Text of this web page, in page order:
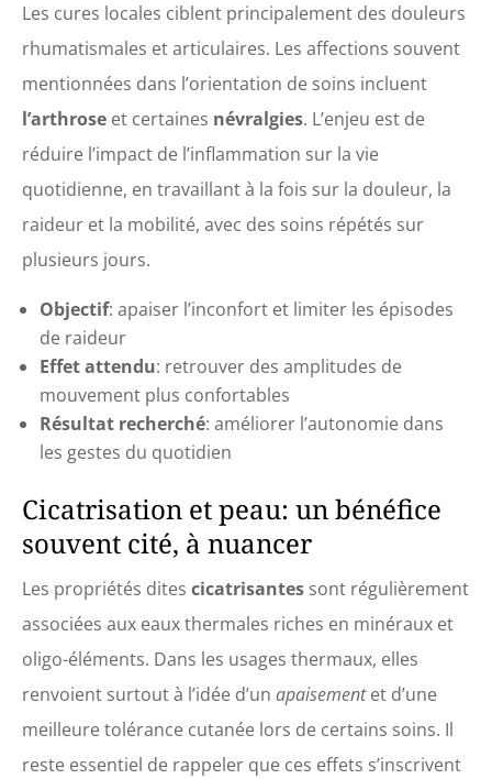
Les cures locales ciblent principalement des douleurs
rhumatismales et articulaires. Les affections souvent
mentionnées dans l’orientation de soins incluent
l’arthrose et certaines névralgies. L’enjeu est de
réduire l’impact de l’inflammation sur la vie
quotidienne, en travaillant à la fois sur la douleur, la
raideur et la mobilité, avec des soins répétés sur
plusieurs jours.
Objectif: apaiser l’inconfort et limiter les épisodes
de raideur
Effet attendu: retrouver des amplitudes de
mouvement plus confortables
Résultat recherché: améliorer l’autonomie dans
les gestes du quotidien
Cicatrisation et peau: un bénéfice
souvent cité, à nuancer
Les propriétés dites cicatrisantes sont régulièrement
associées aux eaux thermales riches en minéraux et
oligo-éléments. Dans les usages thermaux, elles
renvoient surtout à l’idée d’un apaisementet d’une
meilleure tolérance cutanée lors de certains soins. Il
reste essentiel de rappeler que ces effets s’inscrivent